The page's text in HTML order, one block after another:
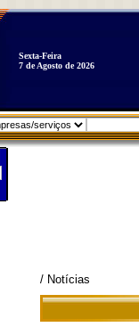
Sexta-Feira
7 de Agosto de 2026
/ Notícias